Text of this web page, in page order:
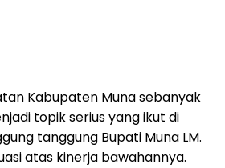
Kabupaten Muna sebanyak
topik serius yang ikut di
tanggung Bupati Muna LM.
atas kinerja bawahannya.